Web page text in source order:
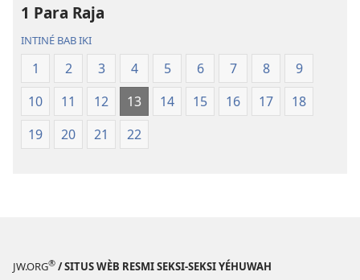
1 Para Raja
INTINÉ BAB IKI
1 2 3 4 5 6 7 8
9
10
11 12 13 14 15 16 17
18
19
20 21 22
JW.ORG® / SITUS WÈB RESMI SEKSI-SEKSI YÉHUWAH